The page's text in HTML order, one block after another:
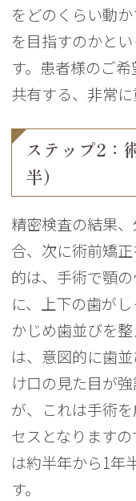
をどのくらい動
を目指すのかと
す。患者様のご
共有する、非常に
ステップ2：
半）
精密検査の結果
合、次に術前矯
的は、手術で顎
に、上下の歯が
かじめ歯並びを
は、意図的に歯
け口の見た目が
が、これは手術
セスとなります
は約半年から1年
す。